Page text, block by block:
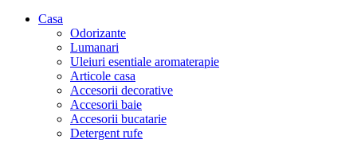
Casa
Odorizante
Lumanari
Uleiuri esentiale aromaterapie
Articole casa
Accesorii decorative
Accesorii baie
Accesorii bucatarie
Detergent rufe